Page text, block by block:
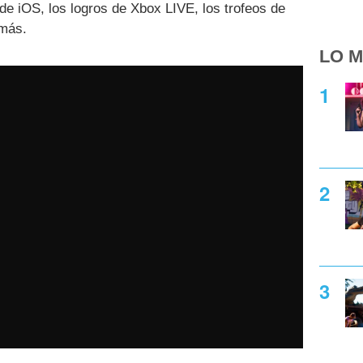
iOS, los logros de Xbox LIVE, los trofeos de
LO